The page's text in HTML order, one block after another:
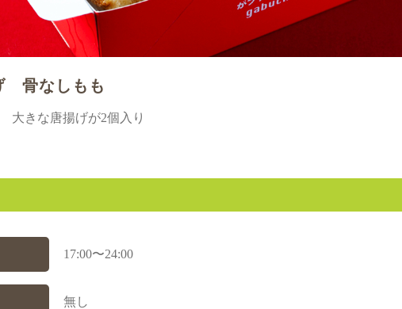
骨なしもも
大きな唐揚げが2個入り
17:00〜24:00
無し